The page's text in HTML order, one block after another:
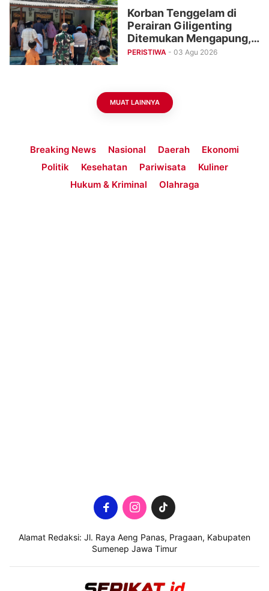
Korban Tenggelam di
Perairan Giligenting
Ditemukan Mengapung,
Dievakuasi ke Rumah
PERISTIWA - 03 Agu 2026
MUAT LAINNYA
Breaking News Nasional Daerah
Ekonomi
Politik
Kesehatan Pariwisata
Kuliner
Hukum & Kriminal
Olahraga
Alamat Redaksi: Jl. Raya Aeng Panas, Pragaan, Kabupaten
Sumenep Jawa Timur